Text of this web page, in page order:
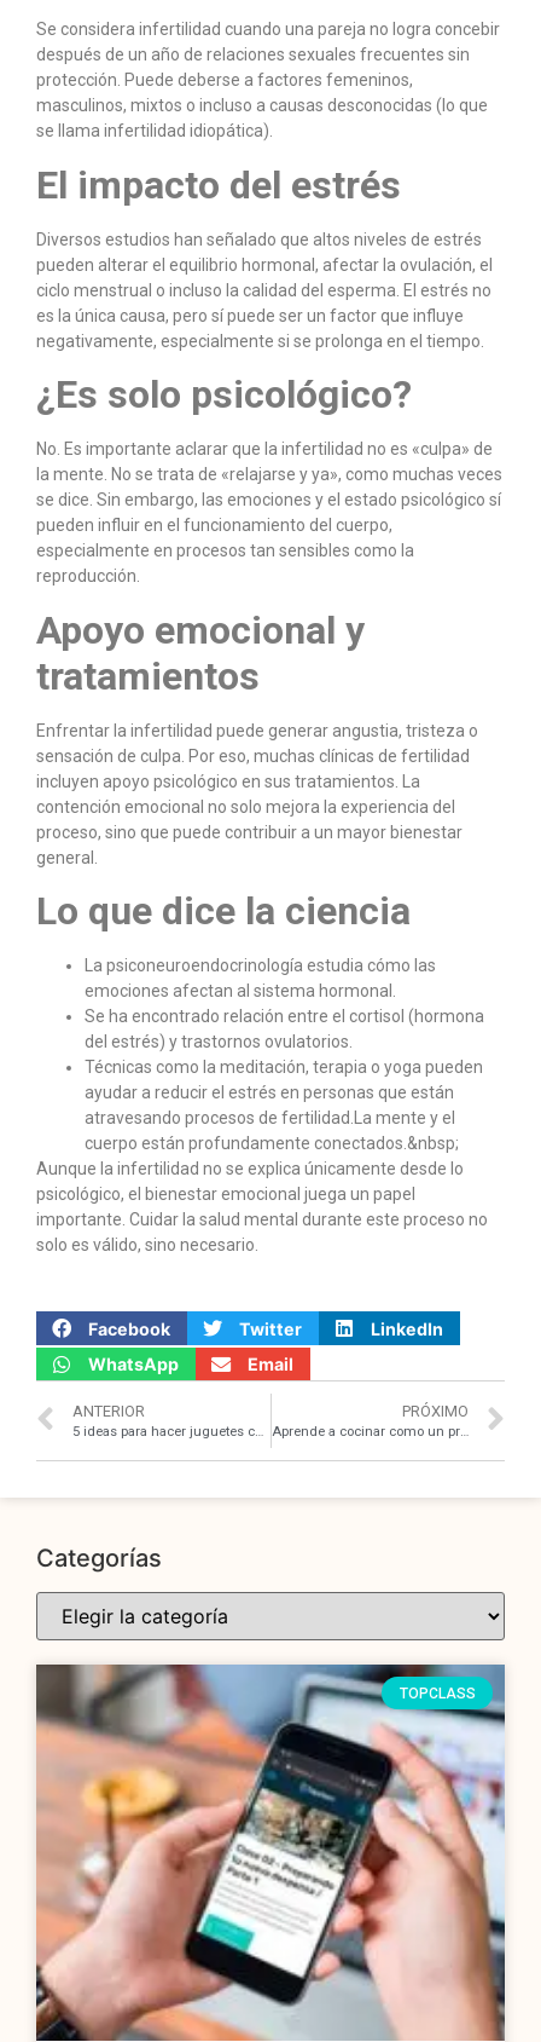
Se considera infertilidad cuando una pareja no logra concebir
después de un año de relaciones sexuales frecuentes sin
protección. Puede deberse a factores femeninos,
masculinos, mixtos o incluso a causas desconocidas (lo que
se llama infertilidad idiopática).
El impacto del estrés
Diversos estudios han señalado que altos niveles de estrés
pueden alterar el equilibrio hormonal, afectar la ovulación, el
ciclo menstrual o incluso la calidad del esperma. El estrés no
es la única causa, pero sí puede ser un factor que influye
negativamente, especialmente si se prolonga en el tiempo.
¿Es solo psicológico?
No. Es importante aclarar que la infertilidad no es «culpa» de
la mente. No se trata de «relajarse y ya», como muchas veces
se dice. Sin embargo, las emociones y el estado psicológico sí
pueden influir en el funcionamiento del cuerpo,
especialmente en procesos tan sensibles como la
reproducción.
Apoyo emocional y
tratamientos
Enfrentar la infertilidad puede generar angustia, tristeza o
sensación de culpa. Por eso, muchas clínicas de fertilidad
incluyen apoyo psicológico en sus tratamientos. La
contención emocional no solo mejora la experiencia del
proceso, sino que puede contribuir a un mayor bienestar
general.
Lo que dice la ciencia
La psiconeuroendocrinología estudia cómo las
emociones afectan al sistema hormonal.
Se ha encontrado relación entre el cortisol (hormona
del estrés) y trastornos ovulatorios.
Técnicas como la meditación, terapia o yoga pueden
ayudar a reducir el estrés en personas que están
atravesando procesos de fertilidad.La mente y el
cuerpo están profundamente conectados.&nbsp;
Aunque la infertilidad no se explica únicamente desde lo
psicológico, el bienestar emocional juega un papel
importante. Cuidar la salud mental durante este proceso no
solo es válido, sino necesario.
Facebook Twitter
LinkedIn
WhatsApp
Email
ANTERIOR
5 ideas para hacer juguetes caseros para tu mascota
PRÓXIMO
Aprende a cocinar como un profesional, desde tu casa
Categorías
TOPCLASS